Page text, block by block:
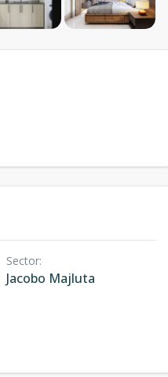
Sector:
Jacobo Majluta